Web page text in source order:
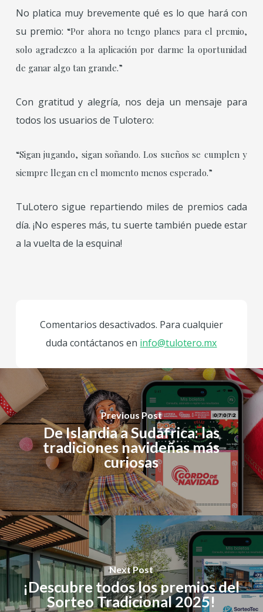
No platica muy brevemente qué es lo que hará con
su premio: “Por ahora no tengo planes para el premio,
solo agradezco a la aplicación por darme la oportunidad
de ganar algo tan grande.”
Con gratitud y alegría, nos deja un mensaje para
todos los usuarios de Tulotero:
“Sigan jugando, sigan soñando. Los sueños se cumplen y
siempre llegan en el momento menos esperado.”
TuLotero sigue repartiendo miles de premios cada
día. ¡No esperes más, tu suerte también puede estar
a la vuelta de la esquina!
Comentarios desactivados. Para cualquier
duda contáctanos en info@tulotero.mx
Previous Post
De Islandia a Sudáfrica: las
tradiciones navideñas más
curiosas
Next Post
¡Descubre todos los premios del
Sorteo Tradicional 2025!